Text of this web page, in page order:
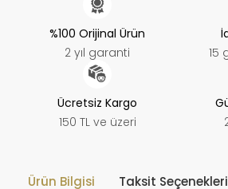
%100 Orijinal Ürün
2 yıl garanti
15
Ücretsiz Kargo
150 TL ve üzeri
Ürün Bilgisi Taksit Seçenekleri